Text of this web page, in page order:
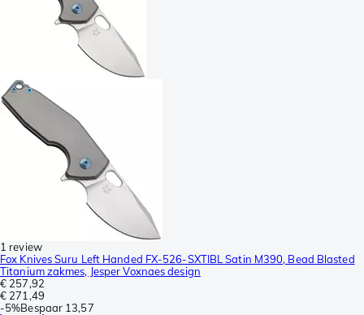
1 review
Fox Knives Suru Left Handed FX-526-SXTIBL Satin M390, Bead Blasted
Titanium zakmes, Jesper Voxnaes design
€ 257,92
€ 271,49
-5%Bespaar 13,57